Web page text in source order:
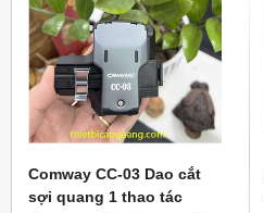
Comway CC-03 Dao cắt
sợi quang 1 thao tác